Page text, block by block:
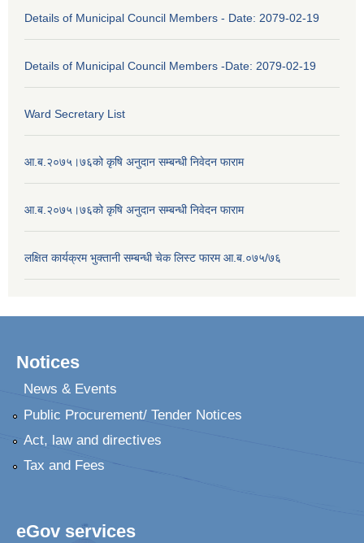
Details of Municipal Council Members - Date: 2079-02-19
Details of Municipal Council Members -Date: 2079-02-19
Ward Secretary List
आ.ब.२०७५।७६को कृषि अनुदान सम्बन्धी निवेदन फाराम
आ.ब.२०७५।७६को कृषि अनुदान सम्बन्धी निवेदन फाराम
लक्षित कार्यक्रम भुक्तानी सम्बन्धी चेक लिस्ट फारम आ.ब.०७५/७६
Notices
News & Events
Public Procurement/ Tender Notices
Act, law and directives
Tax and Fees
eGov services